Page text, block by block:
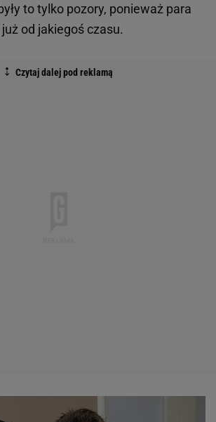
to tylko pozory, ponieważ para
od jakiegoś czasu.